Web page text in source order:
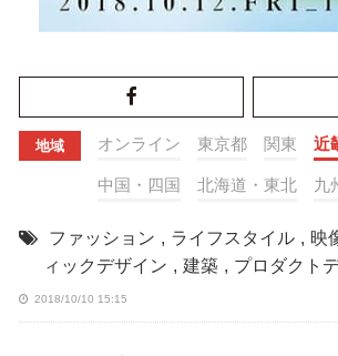
地域 オンライン 東京都 関東 近
中国・四国 北海道・東北 九
ファッション , ライフスタイル , 映
ィックデザイン , 建築 , プロダクト
2018/10/10 15:15